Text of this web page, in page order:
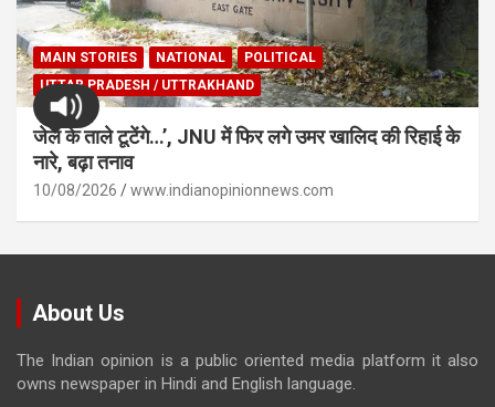
MAIN STORIES NATIONAL
POLITICAL
UTTAR PRADESH / UTTRAKHAND
जेल के ताले टूटेंगे…’, JNU में फिर लगे उमर खालिद की रिहाई के
नारे, बढ़ा तनाव
10/08/2026 www.indianopinionnews.com
About Us
The Indian opinion is a public oriented media platform it also
owns newspaper in Hindi and English language.